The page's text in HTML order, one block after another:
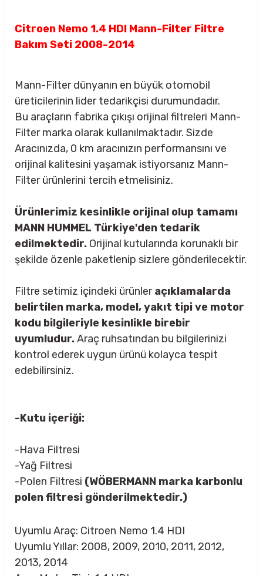
Ürünleri
Rulman
Citroen Nemo 1.4 HDI Mann-Filter Filtre
Bakım Seti 2008-2014
Mann-Filter dünyanın en büyük otomobil
üreticilerinin lider tedarikçisi durumundadır.
Bu araçların fabrika çıkışı orijinal filtreleri Mann-
Filter marka olarak kullanılmaktadır. Sizde
Aracınızda, 0 km aracınızın performansını ve
orijinal kalitesini yaşamak istiyorsanız Mann-
Filter ürünlerini tercih etmelisiniz.
Ürünlerimiz kesinlikle orijinal olup tamamı
MANN HUMMEL Türkiye'den tedarik
edilmektedir. Orijinal kutularında korunaklı bir
şekilde özenle paketlenip sizlere gönderilecektir.
Filtre setimiz içindeki ürünleraçıklamalarda
belirtilen marka, model, yakıt tipi ve motor
kodu bilgileriyle kesinlikle birebir
uyumludur.Araç ruhsatından bu bilgilerinizi
kontrol ederek uygun ürünü kolayca tespit
edebilirsiniz.
-Kutu içeriği:
-Hava Filtresi
-Yağ Filtresi
-Polen Filtresi (WÖBERMANN marka karbonlu
polen filtresi gönderilmektedir.)
Uyumlu Araç: Citroen Nemo 1.4 HDI
Uyumlu Yıllar: 2008, 2009, 2010, 2011, 2012,
2013, 2014